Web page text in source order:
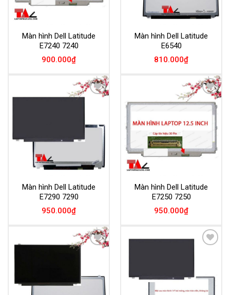
Màn hình Dell Latitude
E7240 7240
900.000₫
Màn hình Dell Latitude
E6540
810.000₫
Màn hình Dell Latitude
E7290 7290
950.000₫
Add to
Wishlist
Màn hình Dell Latitude
E7250 7250
950.000₫